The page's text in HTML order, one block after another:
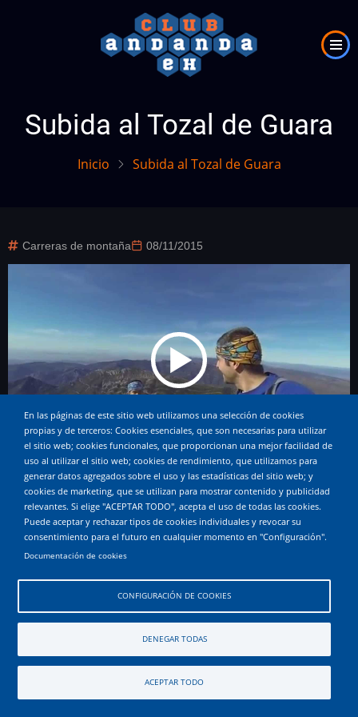
Subida al Tozal de Guara
Inicio Subida al Tozal de Guara
En las páginas de este sitio web utilizamos una selección de cookies
propias y de terceros: Cookies esenciales, que son necesarias para utilizar
el sitio web; cookies funcionales, que proporcionan una mejor facilidad de
uso al utilizar el sitio web; cookies de rendimiento, que utilizamos para
generar datos agregados sobre el uso y las estadísticas del sitio web; y
cookies de marketing, que se utilizan para mostrar contenido y publicidad
relevantes. Si elige "ACEPTAR TODO", acepta el uso de todas las cookies.
Puede aceptar y rechazar tipos de cookies individuales y revocar su
consentimiento para el futuro en cualquier momento en "Configuración".
Documentación de cookies
CONFIGURACIÓN DE COOKIES
DENEGAR TODAS
ACEPTAR TODO
Carreras de montaña 08/11/2015
© 2026 andandaeh, All rights reserved.